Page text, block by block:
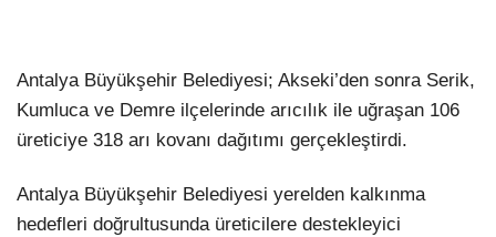
Pinterest
Dribbble
LinkedIn
Antalya Büyükşehir Belediyesi; Akseki’den sonra Serik,
Kumluca ve Demre ilçelerinde arıcılık ile uğraşan 106
üreticiye 318 arı kovanı dağıtımı gerçekleştirdi.
Antalya Büyükşehir Belediyesi yerelden kalkınma
hedefleri doğrultusunda üreticilere destekleyici